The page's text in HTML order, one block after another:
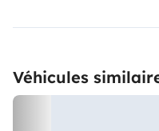
Véhicules